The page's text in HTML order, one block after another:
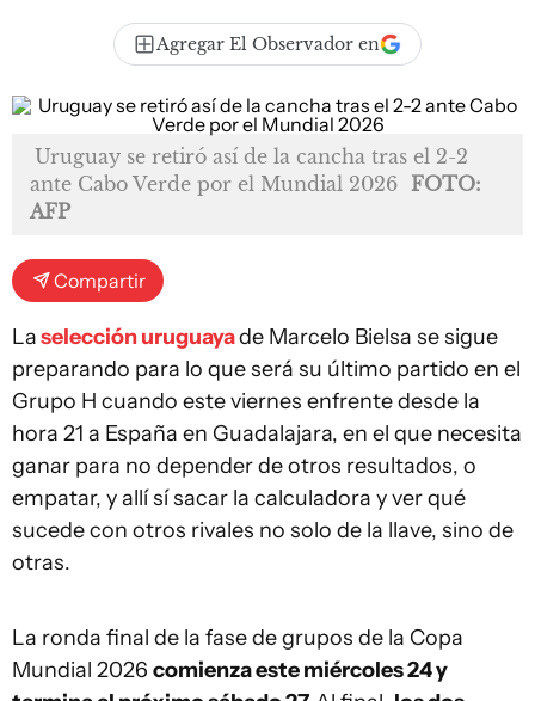
Agregar El Observador en
Uruguay se retiró así de la cancha tras el 2-2
ante Cabo Verde por el Mundial 2026 FOTO:
AFP
Compartir
Laselección uruguayade Marcelo Bielsa se sigue
preparando para lo que será su último partido en el
Grupo H cuando este viernes enfrente desde la
hora 21 a España en Guadalajara, en el que necesita
ganar para no depender de otros resultados, o
empatar, y allí sí sacar la calculadora y ver qué
sucede con otros rivales no solo de la llave, sino de
otras.
La ronda final de la fase de grupos de la Copa
Mundial 2026 comienza este miércoles 24 y